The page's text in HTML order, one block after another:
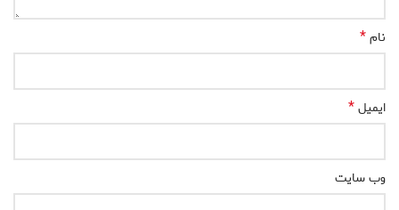
نام*
ایمیل*
وب‌ سایت